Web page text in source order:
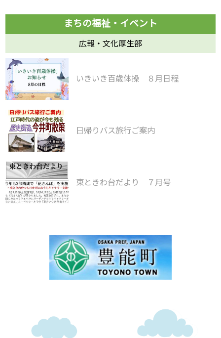
広報・文化厚生部
いきいき百歳体操 ８月日程
日帰りバス旅行ご案内
東ときわ台だより ７月号